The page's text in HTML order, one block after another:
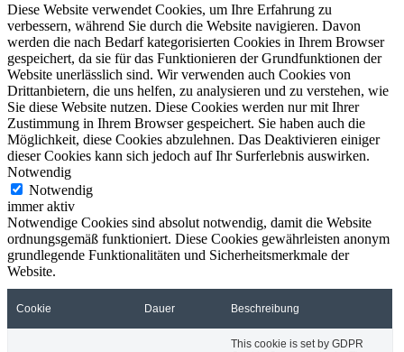
Diese Website verwendet Cookies, um Ihre Erfahrung zu
verbessern, während Sie durch die Website navigieren. Davon
werden die nach Bedarf kategorisierten Cookies in Ihrem Browser
gespeichert, da sie für das Funktionieren der Grundfunktionen der
Website unerlässlich sind. Wir verwenden auch Cookies von
Drittanbietern, die uns helfen, zu analysieren und zu verstehen, wie
Sie diese Website nutzen. Diese Cookies werden nur mit Ihrer
Zustimmung in Ihrem Browser gespeichert. Sie haben auch die
Möglichkeit, diese Cookies abzulehnen. Das Deaktivieren einiger
dieser Cookies kann sich jedoch auf Ihr Surferlebnis auswirken.
Notwendig
Notwendig
immer aktiv
Notwendige Cookies sind absolut notwendig, damit die Website
ordnungsgemäß funktioniert. Diese Cookies gewährleisten anonym
grundlegende Funktionalitäten und Sicherheitsmerkmale der
Website.
Cookie Dauer Beschreibung
This cookie is set by GDPR